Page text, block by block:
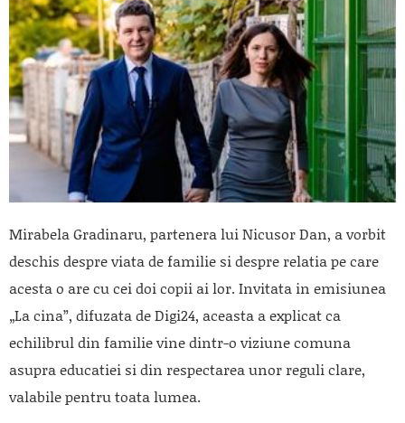
Mirabela Gradinaru, partenera luiNicusor Dan, a vorbit
deschis despre viata de familie si despre relatia pe care
acesta o are cu cei doi copii ai lor. Invitata in emisiunea
„La cina”, difuzata de Digi24, aceasta a explicat ca
echilibrul din familie vine dintr-o viziune comuna
asupra educatiei si din respectarea unor reguli clare,
valabile pentru toata lumea.